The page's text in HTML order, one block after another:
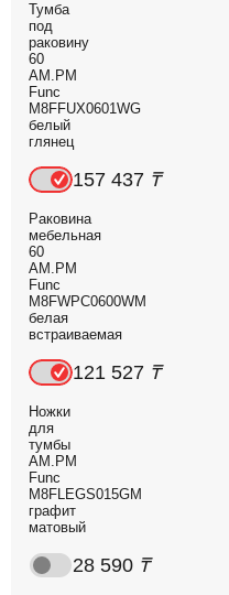
Тумба
под
раковину
60
AM.PM
Func
M8FFUX0601WG
белый
глянец
157 437 ₸
Раковина
мебельная
60
AM.PM
Func
M8FWPC0600WM
белая
встраиваемая
121 527 ₸
Ножки
для
тумбы
AM.PM
Func
M8FLEGS015GM
графит
матовый
28 590 ₸